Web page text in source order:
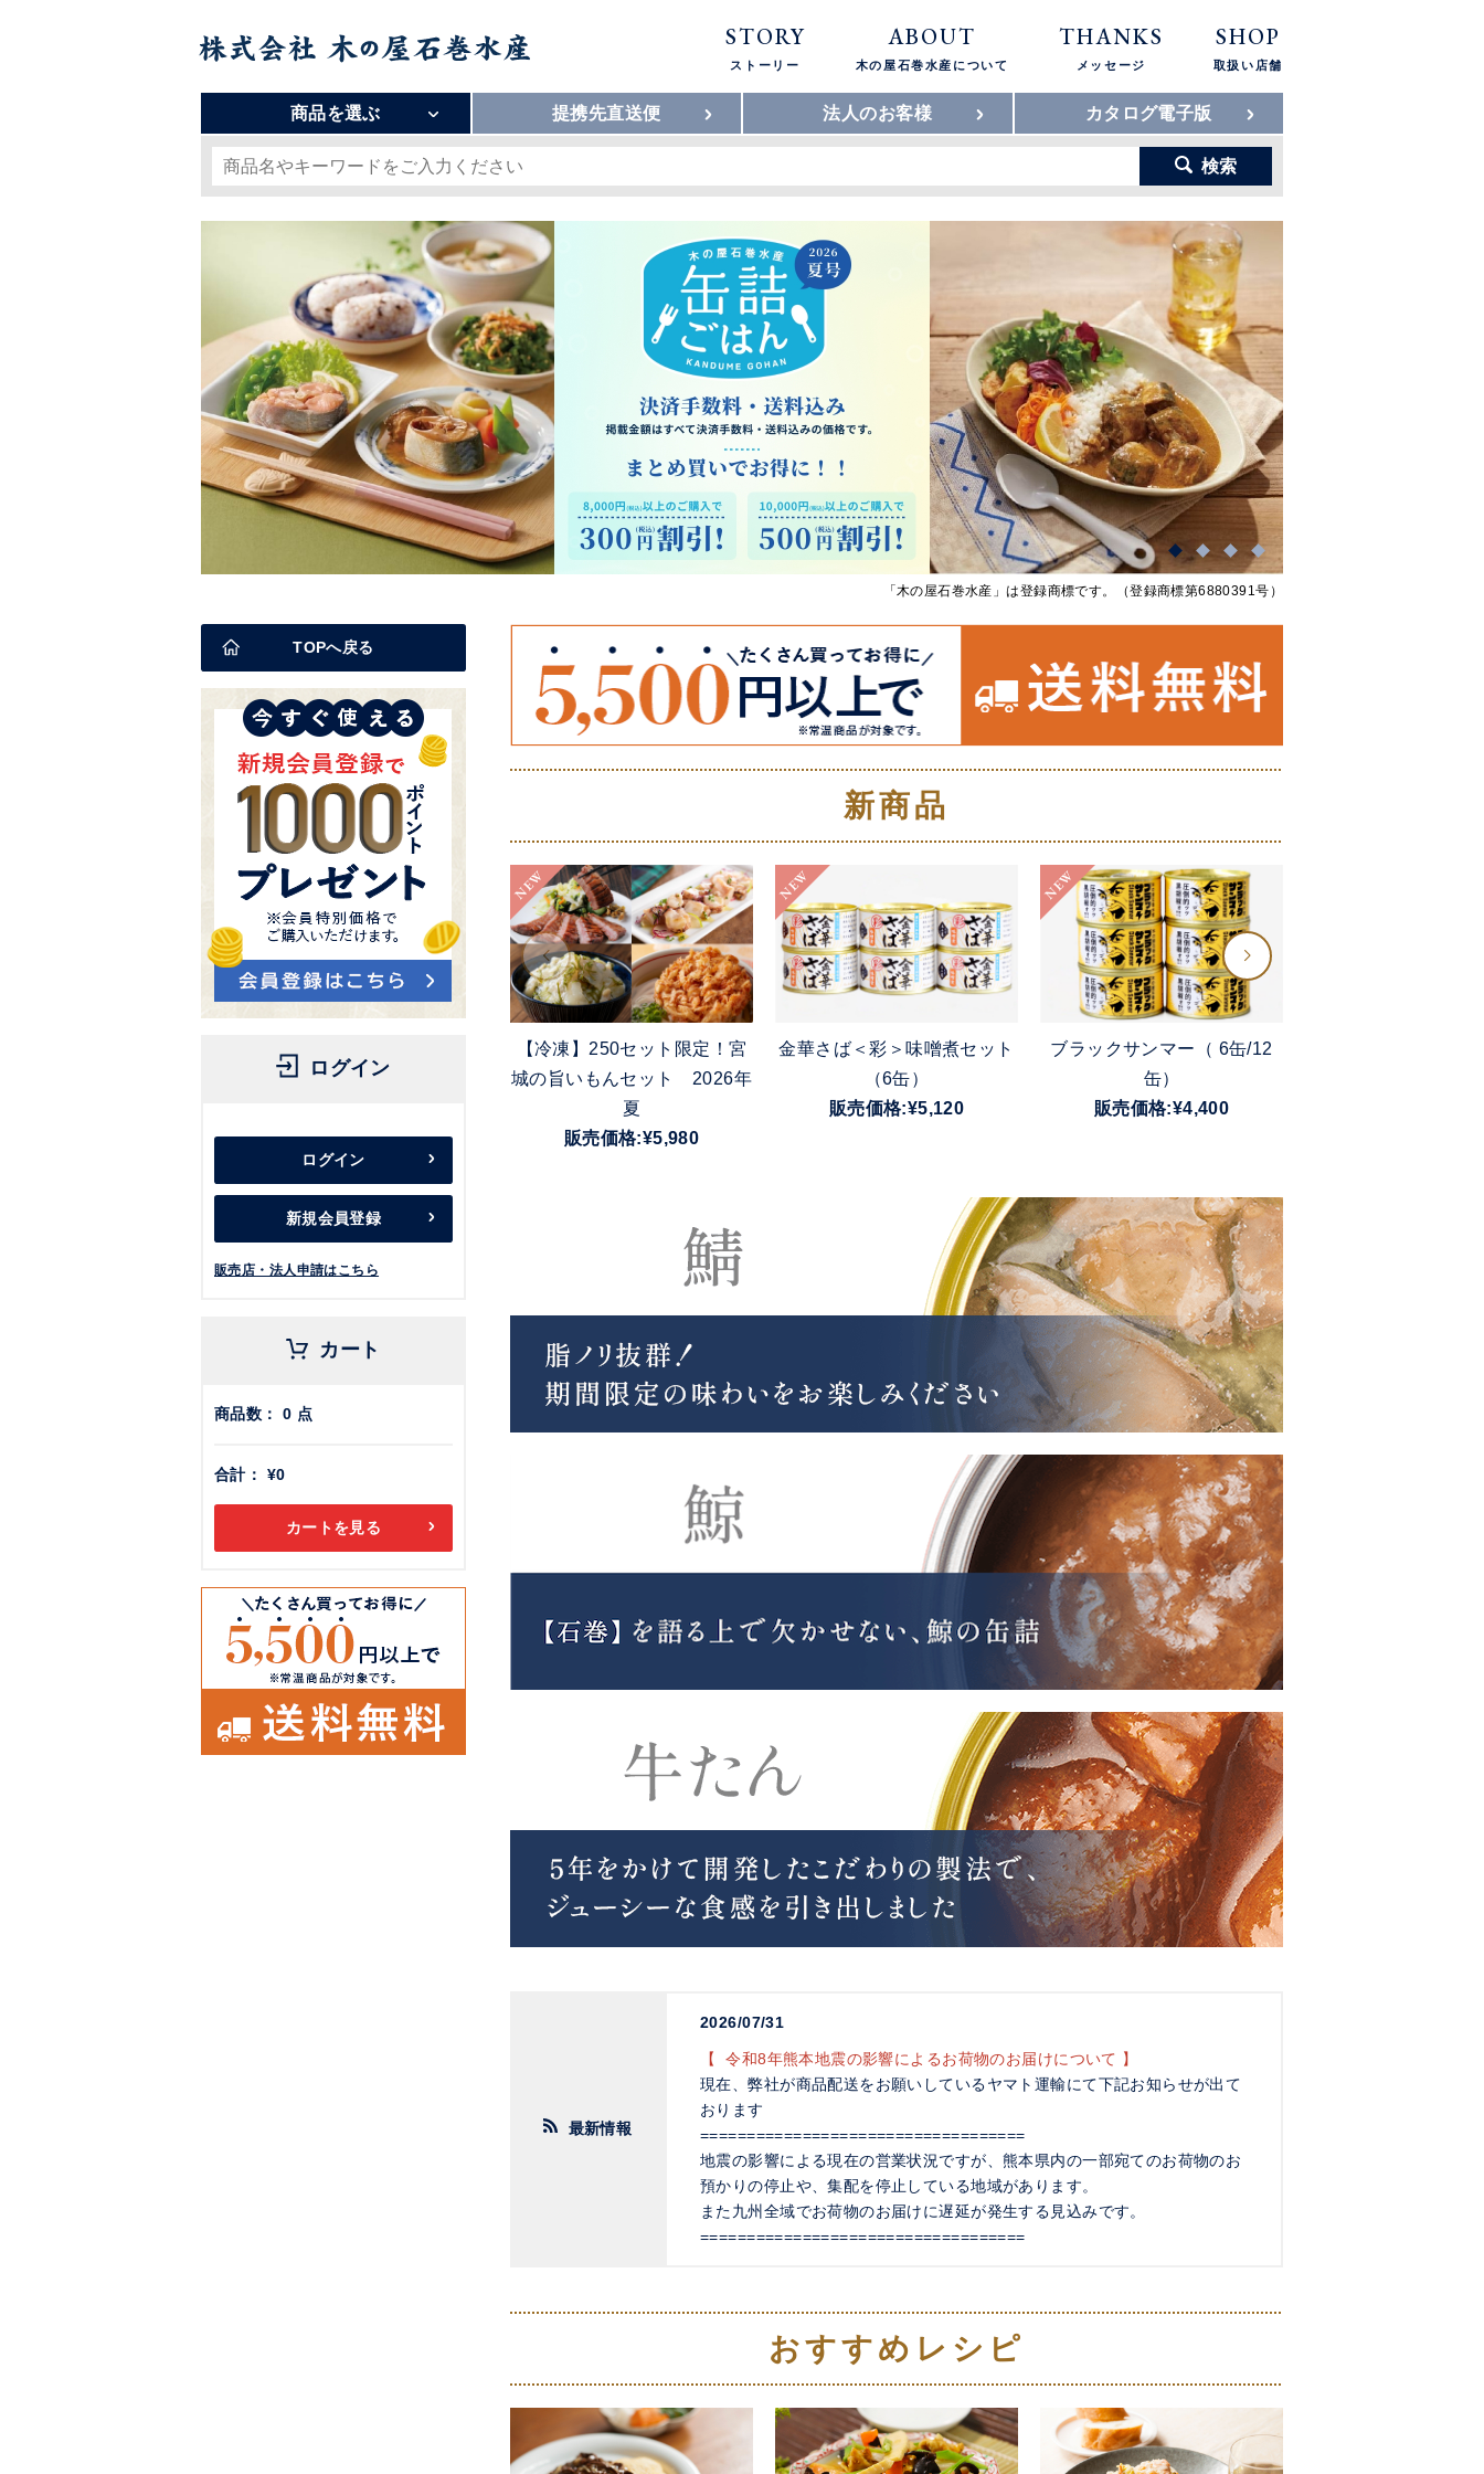
STORY
ストーリー
ABOUT
木の屋石巻水産について
THANKS
メッセージ
SHOP
取扱い店舗
商品を選ぶ 提携先直送便 法人のお客様 カタログ電子版
検索
「木の屋石巻水産」は登録商標です。（登録商標第6880391号）
新商品
NEW
【冷凍】250セット限定！宮
城の旨いもんセット 2026年
夏
販売価格:¥5,980
NEW
金華さば＜彩＞味噌煮セット
（6缶）
販売価格:¥5,120
NEW
ブラックサンマー（ 6缶/12
缶）
販売価格:¥4,400
最新情報
2026/07/31
【 令和8年熊本地震の影響によるお荷物のお届けについて 】
現在、弊社が商品配送をお願いしているヤマト運輸にて下記お知らせが出て
おります
===================================
地震の影響による現在の営業状況ですが、熊本県内の一部宛てのお荷物のお
預かりの停止や、集配を停止している地域があります。
また九州全域でお荷物のお届けに遅延が発生する見込みです。
===================================
皆さまにはご不便をお掛けいたしますが何卒ご理解のほどよろしくお願い申
し上げます
2026/05/01
【 販売休止商品について 】
誠に勝手ながら自社通販分の在庫が無くなったため下記商品の販売を休止い
おすすめレシピ
TOPへ戻る
ログイン
ログイン
新規会員登録
販売店・法人申請はこちら
カート
商品数：0 点
合計： ¥0
カートを見る